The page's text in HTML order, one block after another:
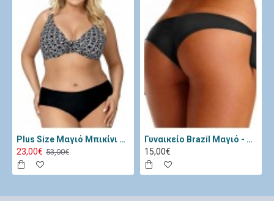
Plus Size Μαγιό Μπικίνι Lorin Μαύρο Λευκό L-3065
23,00€ 53,00€
Γυναικείο Brazil Μαγιό - Katia Μαύρο 11334-Black
15,00€